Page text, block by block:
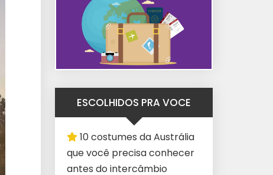
ESCOLHIDOS PRA VOCE
10 costumes da Austrália
que você precisa conhecer
antes do intercâmbio